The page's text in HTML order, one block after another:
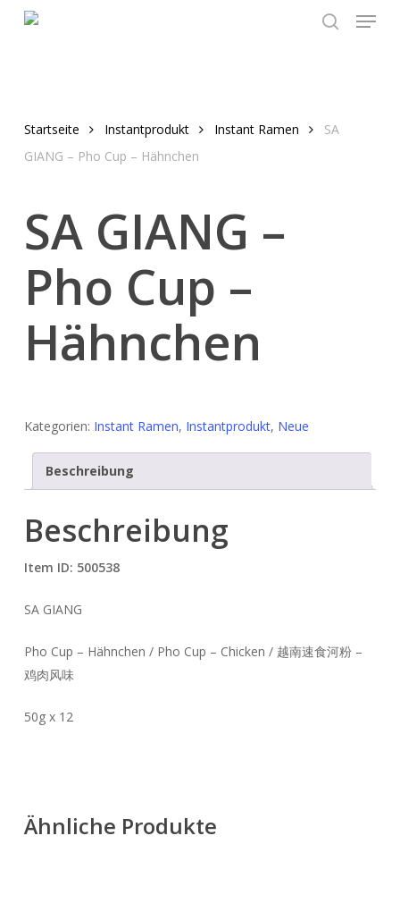
Menu
Startseite Instantprodukt Instant Ramen
SA
GIANG – Pho Cup – Hähnchen
SA GIANG –
Pho Cup –
Hähnchen
Kategorien: Instant Ramen, Instantprodukt, Neue
Beschreibung
Beschreibung
Item ID: 500538
SA GIANG
Pho Cup – Hähnchen / Pho Cup – Chicken / 越南速食河粉 –
鸡肉风味
50g x 12
Ähnliche Produkte